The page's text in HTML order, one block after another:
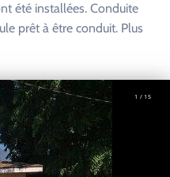
été installées. Conduite
prêt à être conduit. Plus
1 / 15